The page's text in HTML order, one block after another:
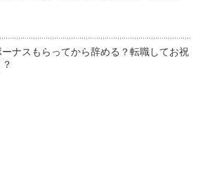
ーナスもらってから辞める？転職してお祝